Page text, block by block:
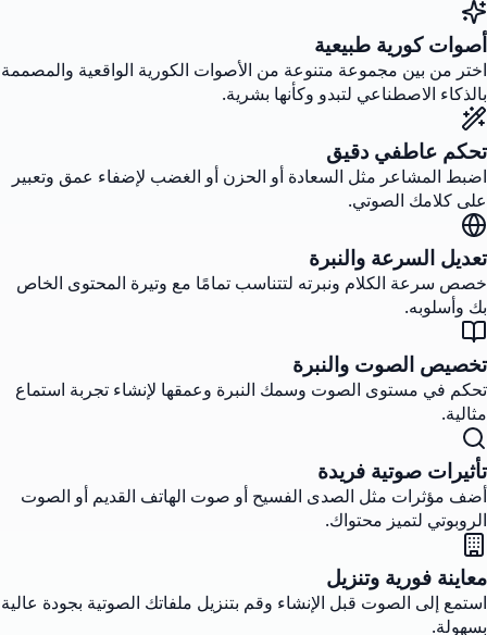
أصوات كورية طبيعية
اختر من بين مجموعة متنوعة من الأصوات الكورية الواقعية والمصممة
بالذكاء الاصطناعي لتبدو وكأنها بشرية.
تحكم عاطفي دقيق
اضبط المشاعر مثل السعادة أو الحزن أو الغضب لإضفاء عمق وتعبير
على كلامك الصوتي.
تعديل السرعة والنبرة
خصص سرعة الكلام ونبرته لتتناسب تمامًا مع وتيرة المحتوى الخاص
بك وأسلوبه.
تخصيص الصوت والنبرة
تحكم في مستوى الصوت وسمك النبرة وعمقها لإنشاء تجربة استماع
مثالية.
تأثيرات صوتية فريدة
أضف مؤثرات مثل الصدى الفسيح أو صوت الهاتف القديم أو الصوت
الروبوتي لتميز محتواك.
معاينة فورية وتنزيل
استمع إلى الصوت قبل الإنشاء وقم بتنزيل ملفاتك الصوتية بجودة عالية
بسهولة.